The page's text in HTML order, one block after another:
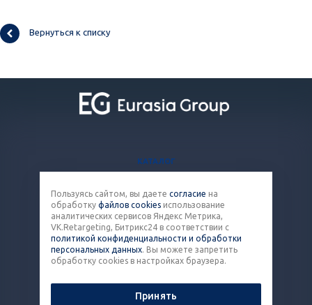
Вернуться к списку
© 2026 Все права защищены.
КАТАЛОГ
ВОПРОСЫ И ОТВЕТЫ
КОНТАКТЫ
8 (800) 301-43-86
pack@eq-mail.ru
Пользуясь сайтом, вы даете согласие на
обработку файлов cookies использование
аналитических сервисов Яндекс Метрика,
VK.Retargeting, Битрикс24 в соответствии с
политикой конфиденциальности и обработки
персональных данных. Вы можете запретить
обработку cookies в настройках браузера.
Принять